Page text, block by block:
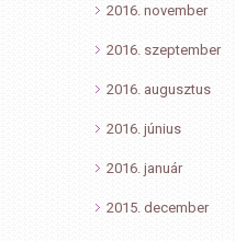
2016. november
2016. szeptember
2016. augusztus
2016. június
2016. január
2015. december